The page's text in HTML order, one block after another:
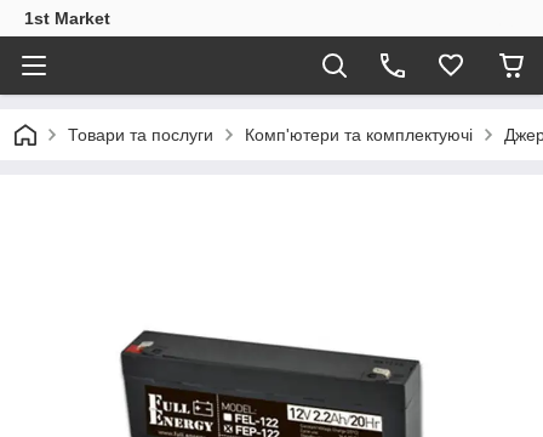
1st Market
Товари та послуги Комп'ютери та комплектуючі